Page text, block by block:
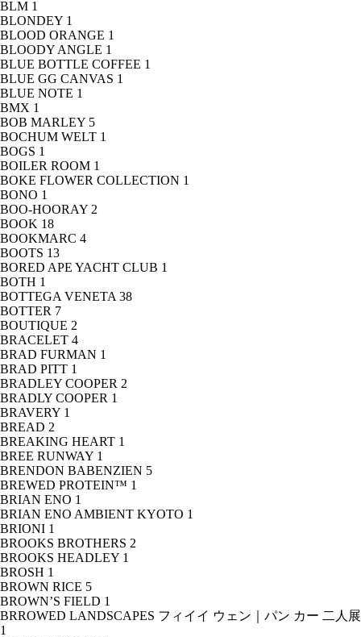
BLM 1
BLONDEY 1
BLOOD ORANGE 1
BLOODY ANGLE 1
BLUE BOTTLE COFFEE 1
BLUE GG CANVAS 1
BLUE NOTE 1
BMX 1
BOB MARLEY 5
BOCHUM WELT 1
BOGS 1
BOILER ROOM 1
BOKE FLOWER COLLECTION 1
BONO 1
BOO-HOORAY 2
BOOK 18
BOOKMARC 4
BOOTS 13
BORED APE YACHT CLUB 1
BOTH 1
BOTTEGA VENETA 38
BOTTER 7
BOUTIQUE 2
BRACELET 4
BRAD FURMAN 1
BRAD PITT 1
BRADLEY COOPER 2
BRADLY COOPER 1
BRAVERY 1
BREAD 2
BREAKING HEART 1
BREE RUNWAY 1
BRENDON BABENZIEN 5
BREWED PROTEIN™ 1
BRIAN ENO 1
BRIAN ENO AMBIENT KYOTO 1
BRIONI 1
BROOKS BROTHERS 2
BROOKS HEADLEY 1
BROSH 1
BROWN RICE 5
BROWN’S FIELD 1
BRROWED LANDSCAPES フィイイ ウェン｜パン カー 二人展
1